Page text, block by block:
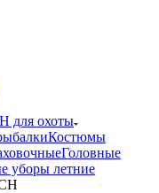
для охоты
Костюмы
Головные
уборы летние